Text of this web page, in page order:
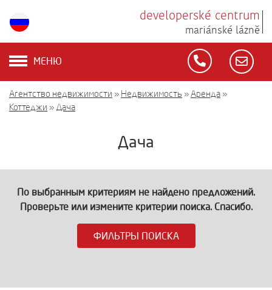
developerské centrum
mariánské lázně
МЕНЮ
Агентство недвижимости » Недвижимость »Аренда »
Коттеджи » Дача
Дача
По выбранным критериям не найдено предложений.
Проверьте или измените критерии поиска. Спасибо.
ФИЛЬТРЫ ПОИСКА